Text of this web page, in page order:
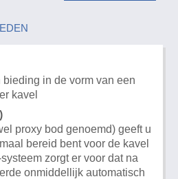
in de vorm van een
kavel
proxy bod genoemd) geeft u
bereid bent voor de kavel
zorgt er voor dat na
onmiddellijk automatisch